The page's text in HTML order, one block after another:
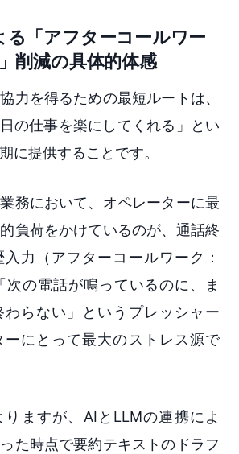
る「アフターコールワー
削減の具体的体感
力を得るための最短ルートは、
の仕事を楽にしてくれる」とい
に提供することです。
務において、オペレーターに最
負荷をかけているのが、通話終
力（アフターコールワーク：
次の電話が鳴っているのに、ま
わらない」というプレッシャー
ーにとって最大のストレス源で
ますが、AIとLLMの連携によ
た時点で要約テキストのドラフ